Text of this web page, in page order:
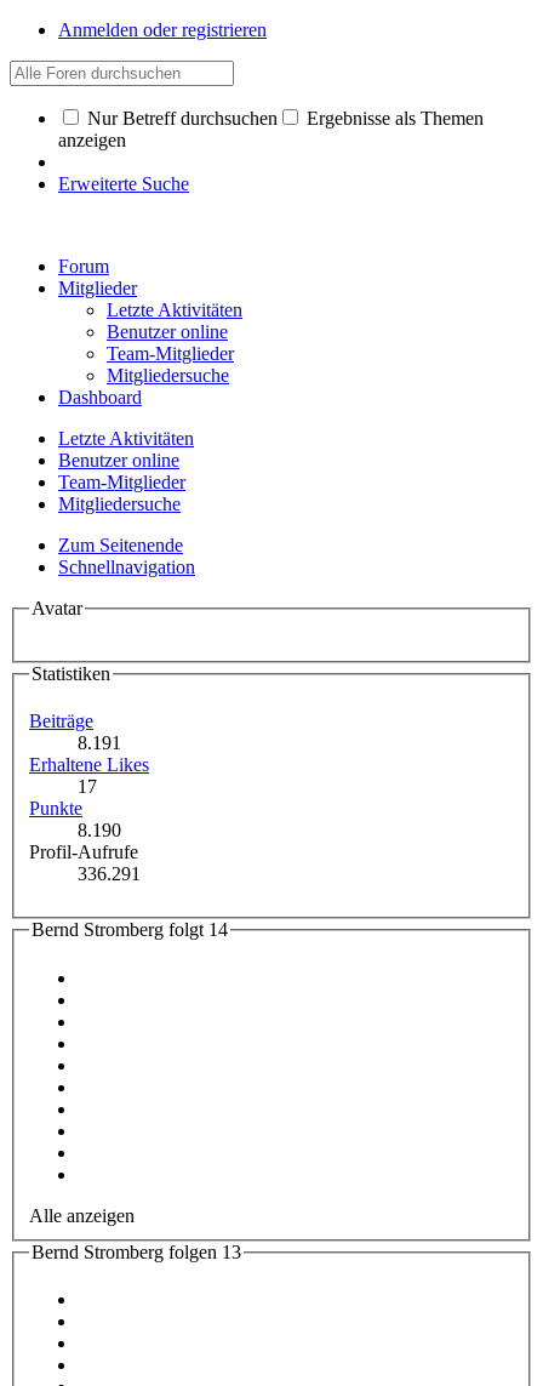
Anmelden oder registrieren
Nur Betreff durchsuchen
Ergebnisse als Themen
anzeigen
Erweiterte Suche
Forum
Mitglieder
Letzte Aktivitäten
Benutzer online
Team-Mitglieder
Mitgliedersuche
Dashboard
Letzte Aktivitäten
Benutzer online
Team-Mitglieder
Mitgliedersuche
Zum Seitenende
Schnellnavigation
Avatar
Statistiken
Beiträge
8.191
Erhaltene Likes
17
Punkte
8.190
Profil-Aufrufe
336.291
Bernd Stromberg folgt 14
Alle anzeigen
Bernd Stromberg folgen 13